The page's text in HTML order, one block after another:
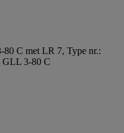
C met LR 7, Type nr.:
GLL 3-80 C